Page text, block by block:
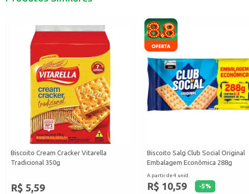
Biscoito Cream Cracker Vitarella
Tradicional 350g
R$ 5,59
Biscoito Salg Club Social Original
Embalagem Econômica 288g
A partir de 4 unid.
R$ 10,59 -5%